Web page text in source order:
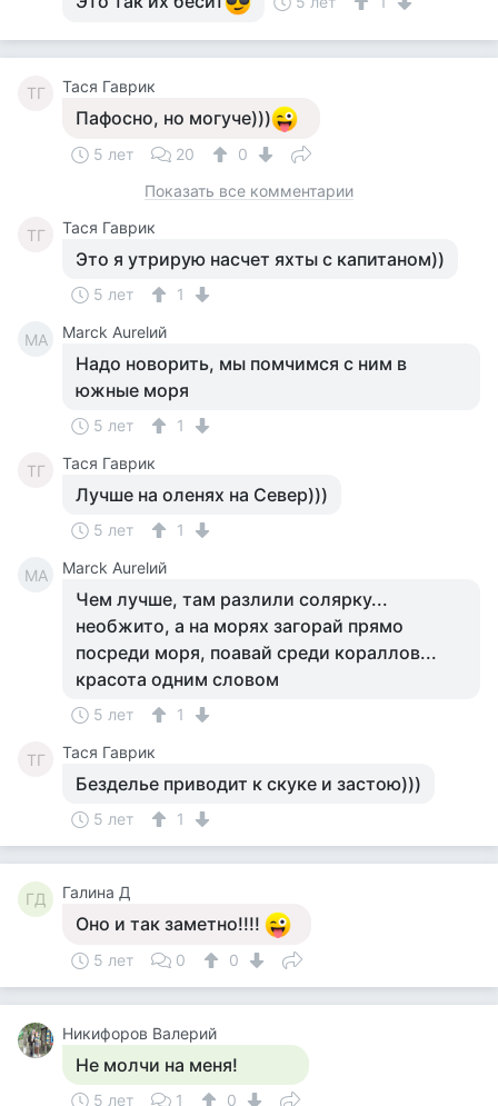
ТГ Тася Гаврик
Пафосно, но могуче)))
5 лет 20
0
Показать все комментарии
ТГ Тася Гаврик
Это я утрирую насчет яхты с капитаном))
5 лет 1
MA Marck Aurelий
Надо новорить, мы помчимся с ним в
южные моря
5 лет 1
ТГ Тася Гаврик
Лучше на оленях на Север)))
5 лет 1
MA Marck Aurelий
Чем лучше, там разлили солярку...
необжито, а на морях загорай прямо
посреди моря, поавай среди кораллов...
красота одним словом
5 лет 1
ТГ Тася Гаврик
Безделье приводит к скуке и застою)))
5 лет 1
ГД Галина Д
Оно и так заметно!!!!
5 лет 0 0
Никифоров Валерий
Не молчи на меня!
5 лет 1 0